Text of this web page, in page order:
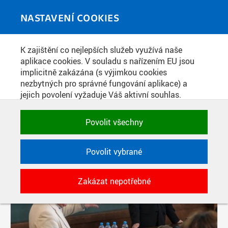
NASTAVENÍ COOKIES
K zajištění co nejlepších služeb využívá naše
aplikace cookies. V souladu s nařízením EU jsou
implicitně zakázána (s výjimkou cookies
nezbytných pro správné fungování aplikace) a
jejich povolení vyžaduje Váš aktivní souhlas.
zakázat, případně vybrat a povolit cookies podle
kategorie. Svoje rozhodnutí můžete samozřejmě
kdykoli změnit.
POTŘEBNÉ
Technické cookies využívané aplikacemi
ČVUT pro uchování jejich nastavení,
vlastností a identifikátorů relace. Jsou
nezbytné pro správné fungování a jsou
Povolit všechny
Povolit vybrané
Zakázat nepotřebné
MEDIATÉKA
PŘÍSPĚVKY PODLE FILTRU
Aktivní filtry:
SOUČÁST: FAKULTA JADERNÁ A FYZIKÁLNĚ INŽENÝRSKÁ
Pages